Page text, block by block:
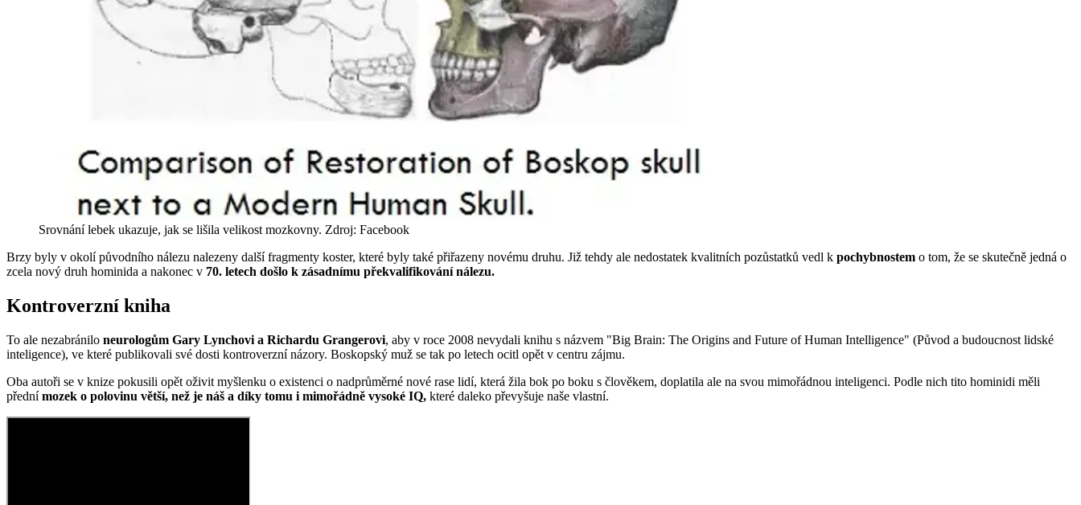
Srovnání lebek ukazuje, jak se lišila velikost mozkovny. Zdroj: Facebook
Brzy byly v okolí původního nálezu nalezeny další fragmenty koster, které byly také přiřazeny novému druhu. Již tehdy ale nedostatek kvalitních pozůstatků vedl k pochybnostem o tom, že se skutečně jedná o
zcela nový druh hominida a nakonec v 70. letech došlo k zásadnímu překvalifikování nálezu.
Kontroverzní kniha
To ale nezabránilo neurologům Gary Lynchovi a Richardu Grangerovi, aby v roce 2008 nevydali knihu s názvem "Big Brain: The Origins and Future of Human Intelligence" (Původ a budoucnost lidské
inteligence), ve které publikovali své dosti kontroverzní názory. Boskopský muž se tak po letech ocitl opět v centru zájmu.
Oba autoři se v knize pokusili opět oživit myšlenku o existenci o nadprůměrné nové rase lidí, která žila bok po boku s člověkem, doplatila ale na svou mimořádnou inteligenci. Podle nich tito hominidi měli
přednímozek o polovinu větší, než je náš a díky tomu i mimořádně vysoké IQ, které daleko převyšuje naše vlastní.